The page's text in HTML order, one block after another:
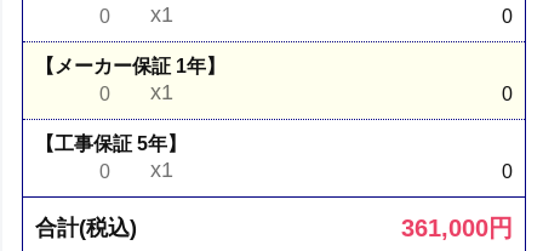
0
x1 0
【メーカー保証 1年】
0
x1 0
【工事保証 5年】
0
x1 0
合計(税込) 361,000円